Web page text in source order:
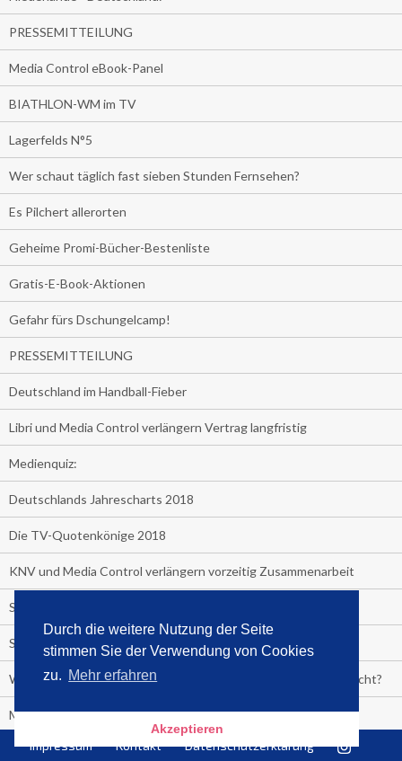
Durch die weitere Nutzung der Seite
stimmen Sie der Verwendung von Cookies
zu. Mehr erfahren
Akzeptieren
PRESSEMITTEILUNG
Media Control eBook-Panel
BIATHLON-WM im TV
Lagerfelds N°5
Wer schaut täglich fast sieben Stunden Fernsehen?
Es Pilchert allerorten
Geheime Promi-Bücher-Bestenliste
Gratis-E-Book-Aktionen
Gefahr fürs Dschungelcamp!
PRESSEMITTEILUNG
Deutschland im Handball-Fieber
Libri und Media Control verlängern Vertrag langfristig
Medienquiz:
Deutschlands Jahrescharts 2018
Die TV-Quotenkönige 2018
KNV und Media Control verlängern vorzeitig Zusammenarbeit
STRENG VERTRAULICH
Streaming verändert TV?
Welcher TV-Sender hat seine Marktanteile seit 2013 vervierfacht?
Michelle for President!
Das gruseligste Buch aller Zeiten
Impressum Kontakt Datenschutzerklärung